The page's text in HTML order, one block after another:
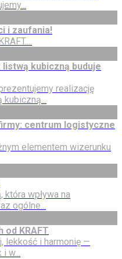
i zaufania!
kubiczną buduje
realizację
centrum logistyczne
elementem wizerunku
wpływa na
ogólne...
od KRAFT
lekkość i harmonię —
w...